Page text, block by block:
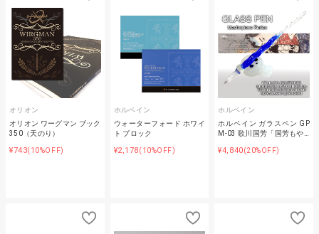
オリオン
オリオン ワーグマン ブック
350（天のり）
¥743(10%OFF)
ホルベイン
ウォーターフォード ホワイ
ト ブロック
¥2,178(10%OFF)
ホルベイン
ホルベイン ガラスペン GP
M-03 歌川国芳「国芳もや…
¥4,840(20%OFF)